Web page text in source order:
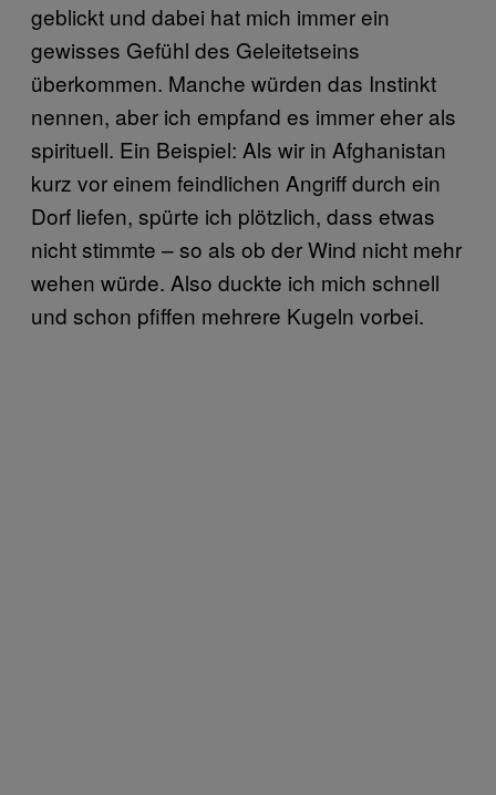
geblickt und dabei hat mich immer ein
gewisses Gefühl des Geleitetseins
überkommen. Manche würden das Instinkt
nennen, aber ich empfand es immer eher als
spirituell. Ein Beispiel: Als wir in Afghanistan
kurz vor einem feindlichen Angriff durch ein
Dorf liefen, spürte ich plötzlich, dass etwas
nicht stimmte – so als ob der Wind nicht mehr
wehen würde. Also duckte ich mich schnell
und schon pfiffen mehrere Kugeln vorbei.